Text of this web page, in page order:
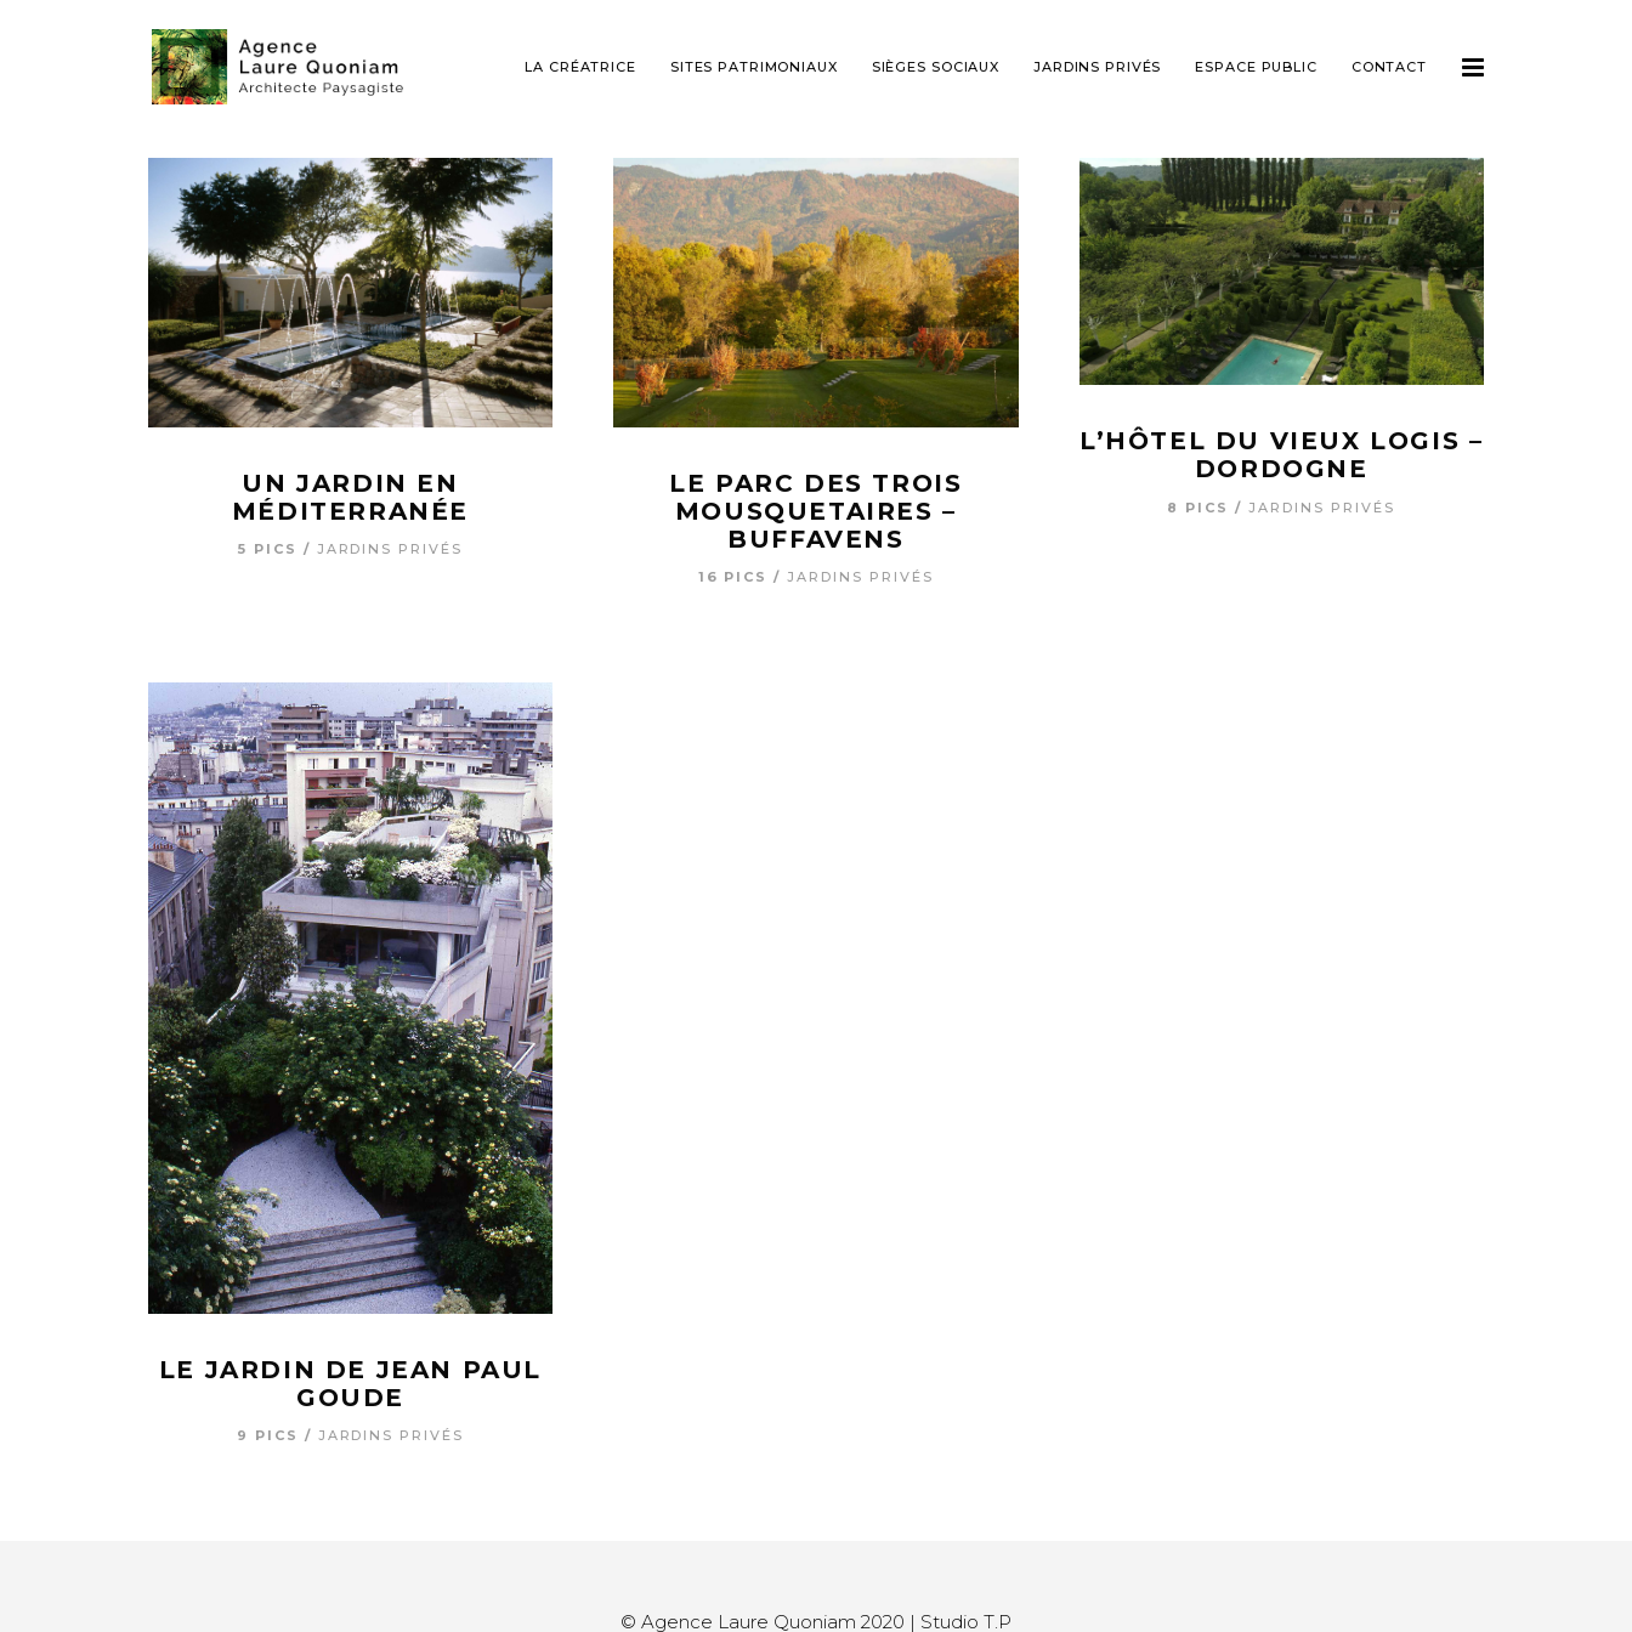
LA CRÉATRICE SITES PATRIMONIAUX SIÈGES SOCIAUX JARDINS PRIVÉS ESPACE PUBLIC CONTACT
UN JARDIN EN
MÉDITERRANÉE
5 PICS JARDINS PRIVÉS
LE PARC DES TROIS
MOUSQUETAIRES –
BUFFAVENS
16 PICS JARDINS PRIVÉS
L’HÔTEL DU VIEUX LOGIS –
DORDOGNE
8 PICS JARDINS PRIVÉS
LE JARDIN DE JEAN PAUL
GOUDE
9 PICS JARDINS PRIVÉS
© Agence Laure Quoniam 2020 | Studio T.P